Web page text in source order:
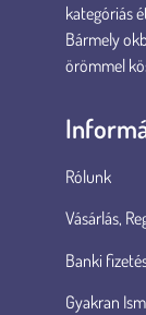
kategóriás
Bármely
örömmel
Rólunk
Vásárlás,
Banki
Gyakran